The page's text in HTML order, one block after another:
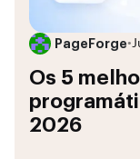
PageForge•
Os 5
2026